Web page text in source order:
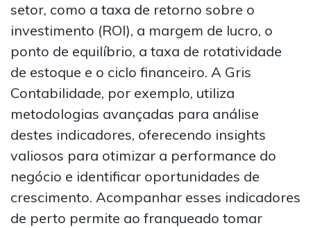
setor, como a taxa de retorno sobre o
investimento (ROI), a margem de lucro, o
ponto de equilíbrio, a taxa de rotatividade
de estoque e o ciclo financeiro. A Gris
Contabilidade, por exemplo, utiliza
metodologias avançadas para análise
destes indicadores, oferecendo insights
valiosos para otimizar a performance do
negócio e identificar oportunidades de
crescimento. Acompanhar esses indicadores
de perto permite ao franqueado tomar